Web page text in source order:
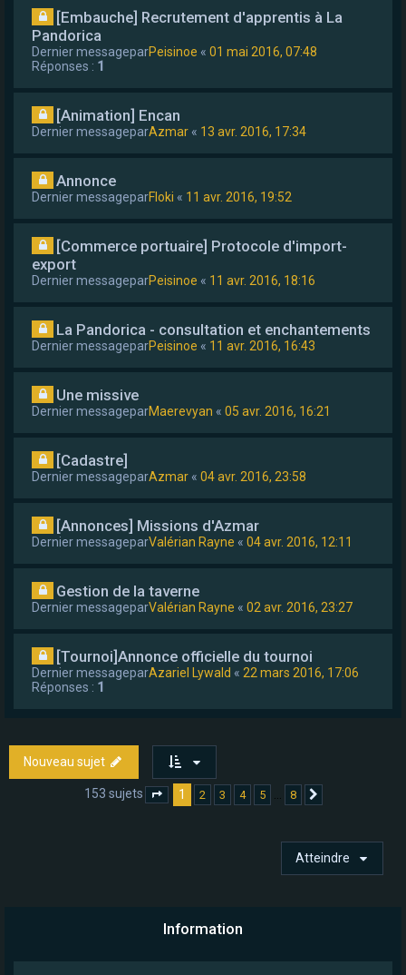
[Embauche] Recrutement d'apprentis à La
Pandorica
Dernier messageparPeisinoe « 01 mai 2016, 07:48
Réponses : 1
[Animation] Encan
Dernier messageparAzmar « 13 avr. 2016, 17:34
Annonce
Dernier messageparFloki « 11 avr. 2016, 19:52
[Commerce portuaire] Protocole d'import-
export
Dernier messageparPeisinoe « 11 avr. 2016, 18:16
La Pandorica - consultation et enchantements
Dernier messageparPeisinoe « 11 avr. 2016, 16:43
Une missive
Dernier messageparMaerevyan « 05 avr. 2016, 16:21
[Cadastre]
Dernier messageparAzmar « 04 avr. 2016, 23:58
[Annonces] Missions d'Azmar
Dernier messageparValérian Rayne « 04 avr. 2016, 12:11
Gestion de la taverne
Dernier messageparValérian Rayne « 02 avr. 2016, 23:27
[Tournoi]Annonce officielle du tournoi
Dernier messageparAzariel Lywald « 22 mars 2016, 17:06
Réponses : 1
Nouveau sujet
153 sujets Page sur8
1 2 3 4 5 … 8
Atteindre
Information